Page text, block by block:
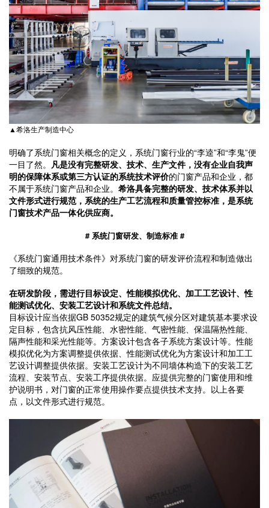
▲希洛生产制造中心
明确了系统门窗相关概念的定义，系统门窗行业的“李逵”和“李鬼”便
一目了然。 凡是没有完整研发、技术、生产文件，没有企业自我声
明的保障体系或第三方认证的系统技术评价的门窗产品和企业，都
不属于系统门窗产品和企业。 希洛具备完整的研发、技术体系并以
文件形式进行规范，系统的生产工艺流程和质量管控标准，是系统
门窗技术产品一体化供应商。
# 系统门窗研发、制造标准 #
《系统门窗通用技术条件》对系统门窗的研发评价流程和制造做出
了细致的规范。
在研发阶段，需进行目标设定、性能模拟优化、加工工艺设计、性
能测试优化、安装工艺设计和系统文件总结。
目标设计应当依据GB 50352规定的建筑气候分区对建筑基本要求设
定目标，包含抗风压性能、水密性能、气密性能、保温隔热性能、
隔声性能和采光性能等。方案设计包含各子系统方案设计等。性能
模拟优化为方案调整提供依据、性能测试优化为方案设计和加工工
艺设计调整提供依据。安装工艺设计为不同墙体构造下的安装工艺
流程、安装节点、安装工序提供依据。应提供完整的门窗使用和维
护说明书，对门窗的正常使用操作要点提供技术支持。以上各要
点，以文件形式进行规范。